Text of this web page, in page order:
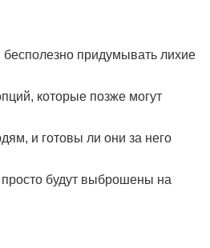
бесполезно придумывать лихие
которые позже могут
и готовы ли они за него
будут выброшены на